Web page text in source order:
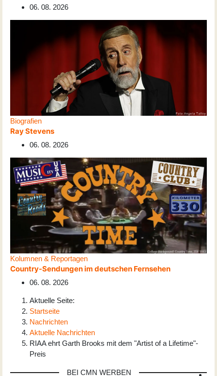
06. 08. 2026
Biografien
Ray Stevens
06. 08. 2026
Kolumnen & Reportagen
Country-Sendungen im deutschen Fernsehen
06. 08. 2026
Aktuelle Seite:
Startseite
Nachrichten
Aktuelle Nachrichten
RIAA ehrt Garth Brooks mit dem "Artist of a Lifetime"-
Preis
BEI CMN WERBEN